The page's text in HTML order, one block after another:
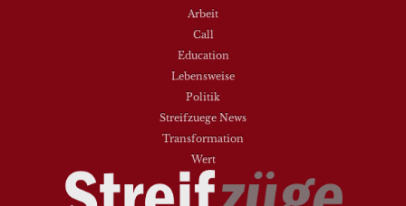
Arbeit
Call
Education
Lebensweise
Politik
Streifzuege News
Transformation
Wert